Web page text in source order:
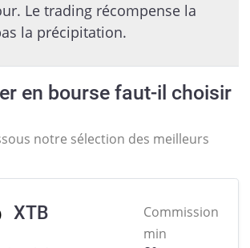
Le trading récompense la
la précipitation.
en bourse faut-il choisir
notre sélection des meilleurs
XTB
Commission
min